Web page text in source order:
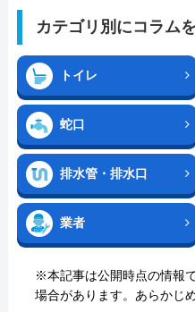
カテゴリ別にコラム
トイレ
蛇口
排水管・排水口
業者
※本記事は公開時点の情報
場合があります。あらかじ